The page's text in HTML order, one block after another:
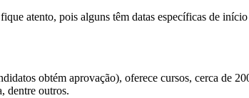
atento, pois alguns têm datas específicas de
obtém aprovação), oferece cursos, cerca de
dentre outros.